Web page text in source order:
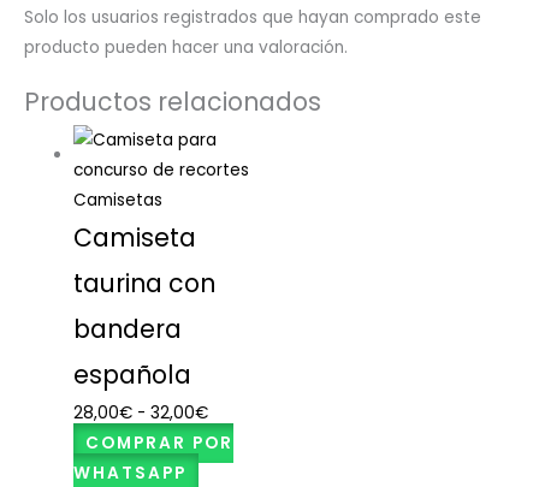
Solo los usuarios registrados que hayan comprado este
producto pueden hacer una valoración.
Productos relacionados
Camisetas
Camiseta
taurina con
bandera
española
28,00€ - 32,00€
COMPRAR POR
WHATSAPP